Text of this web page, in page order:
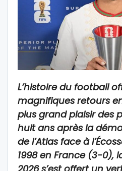
L’histoire du football
magnifiques retours
plus grand plaisir des
huit ans après la
de l’Atlas face à
1998 en France (3-0),